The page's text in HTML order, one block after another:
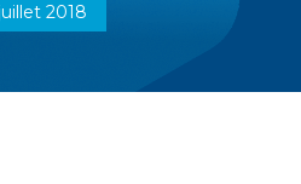
2018